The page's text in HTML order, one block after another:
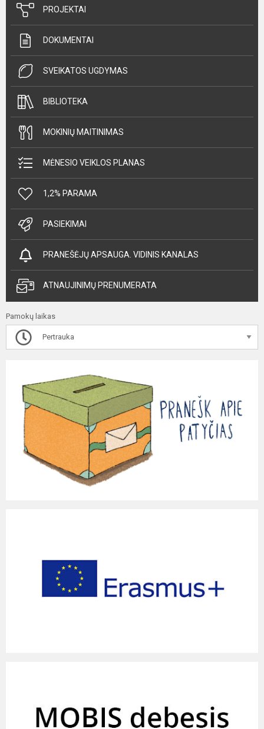
PROJEKTAI
DOKUMENTAI
SVEIKATOS UGDYMAS
BIBLIOTEKA
MOKINIŲ MAITINIMAS
MĖNESIO VEIKLOS PLANAS
1,2% PARAMA
PASIEKIMAI
PRANEŠĖJŲ APSAUGA. VIDINIS KANALAS
ATNAUJINIMŲ PRENUMERATA
Pamokų laikas
Pertrauka